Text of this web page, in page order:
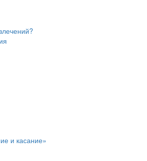
и касание»